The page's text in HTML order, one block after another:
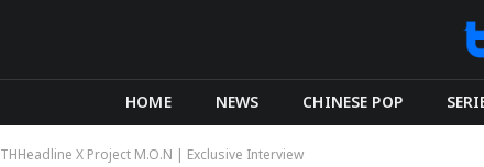
HOME NEWS CHINESE POP
THHeadline X Project M.O.N | Exclusive Interview